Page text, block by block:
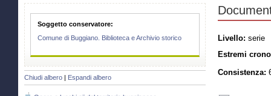
Soggetto conservatore:
Comune di Buggiano. Biblioteca e Archivio storico
Chiudi albero Espandi albero
Livello: serie
Estremi
Consistenza: